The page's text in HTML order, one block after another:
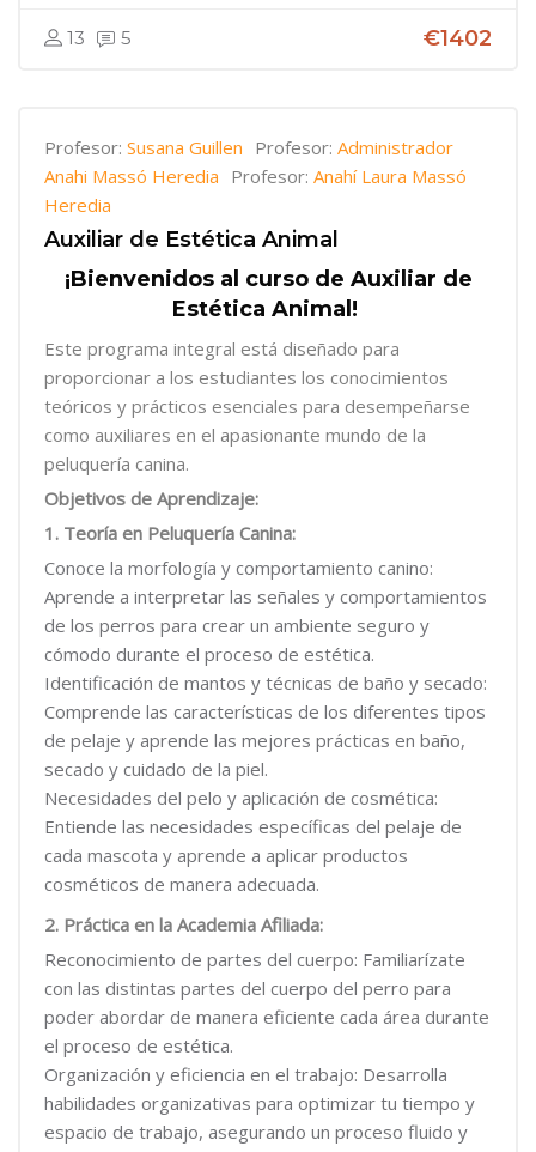
13 5 €1402
Profesor: Susana Guillen Profesor: Administrador
Anahi Massó Heredia Profesor: Anahí Laura Massó
Heredia
Auxiliar de Estética Animal
¡Bienvenidos al curso de Auxiliar de
Estética Animal!
Este programa integral está diseñado para
proporcionar a los estudiantes los conocimientos
teóricos y prácticos esenciales para desempeñarse
como auxiliares en el apasionante mundo de la
peluquería canina.
Objetivos de Aprendizaje:
1. Teoría en Peluquería Canina:
Conoce la morfología y comportamiento canino:
Aprende a interpretar las señales y comportamientos
de los perros para crear un ambiente seguro y
cómodo durante el proceso de estética.
Identificación de mantos y técnicas de baño y secado:
Comprende las características de los diferentes tipos
de pelaje y aprende las mejores prácticas en baño,
secado y cuidado de la piel.
Necesidades del pelo y aplicación de cosmética:
Entiende las necesidades específicas del pelaje de
cada mascota y aprende a aplicar productos
cosméticos de manera adecuada.
2. Práctica en la Academia Afiliada:
Reconocimiento de partes del cuerpo: Familiarízate
con las distintas partes del cuerpo del perro para
poder abordar de manera eficiente cada área durante
el proceso de estética.
Organización y eficiencia en el trabajo: Desarrolla
habilidades organizativas para optimizar tu tiempo y
espacio de trabajo, asegurando un proceso fluido y